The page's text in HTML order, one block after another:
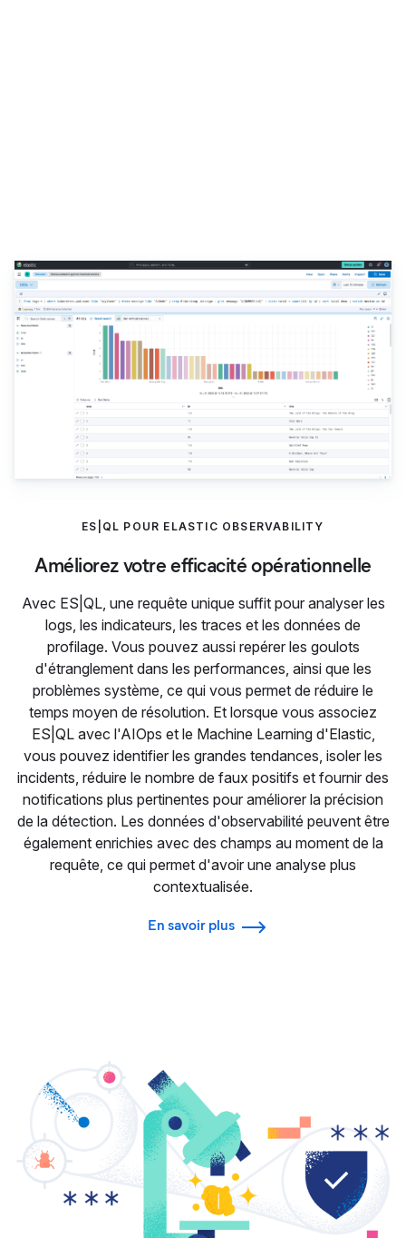
ES|QL POUR ELASTIC OBSERVABILITY
Améliorez votre efficacité opérationnelle
Avec ES|QL, une requête unique suffit pour analyser les
logs, les indicateurs, les traces et les données de
profilage. Vous pouvez aussi repérer les goulots
d'étranglement dans les performances, ainsi que les
problèmes système, ce qui vous permet de réduire le
temps moyen de résolution. Et lorsque vous associez
ES|QL avec l'AIOps et le Machine Learning d'Elastic,
vous pouvez identifier les grandes tendances, isoler les
incidents, réduire le nombre de faux positifs et fournir des
notifications plus pertinentes pour améliorer la précision
de la détection. Les données d'observabilité peuvent être
également enrichies avec des champs au moment de la
requête, ce qui permet d'avoir une analyse plus
contextualisée.
En savoir plus